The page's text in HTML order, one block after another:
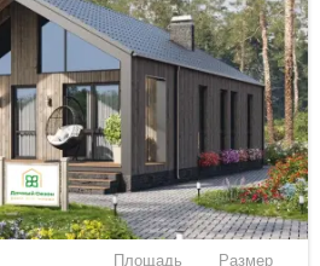
Площадь Размер